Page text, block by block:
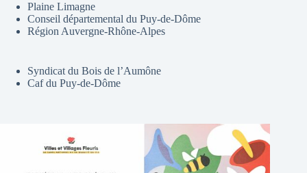
Plaine Limagne
Conseil départemental du Puy-de-Dôme
Région Auvergne-Rhône-Alpes
Syndicat du Bois de l’Aumône
Caf du Puy-de-Dôme